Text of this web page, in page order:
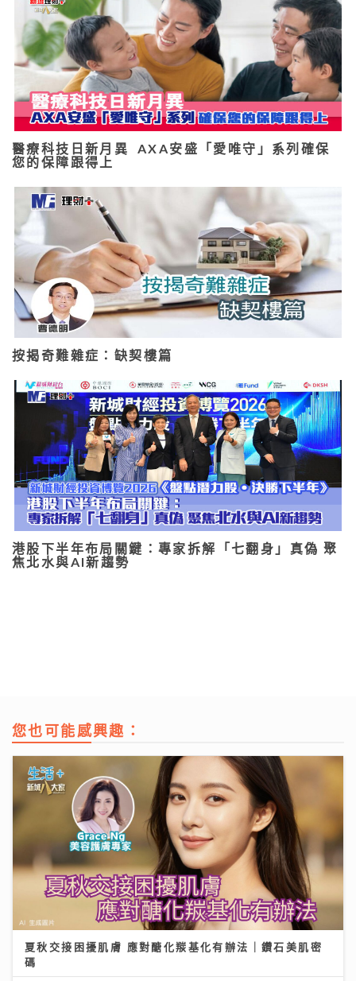
醫療科技日新月異 AXA安盛「愛唯守」系列確保
您的保障跟得上
按揭奇難雜症：缺契樓篇
港股下半年布局關鍵：專家拆解「七翻身」真偽 聚
焦北水與AI新趨勢
您也可能感興趣：
夏秋交接困擾肌膚 應對醣化羰基化有辦法｜鑽石美肌密
碼